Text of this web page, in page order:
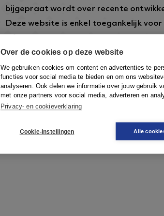
Over de cookies op deze website
We gebruiken cookies om content en advertenties te
functies voor social media te bieden en om ons
analyseren. Ook delen we informatie over jouw gebruik
met onze partners voor social media, adverteren en
Privacy- en cookieverklaring
Cookie-instellingen Alle
bijgepraat wordt over recente
Deze website is enkel toegankelijk
arbeidsrecht.nl/.
Om in te loggen klikt u rechtsboven op
VAAN-account in te loggen om toegang